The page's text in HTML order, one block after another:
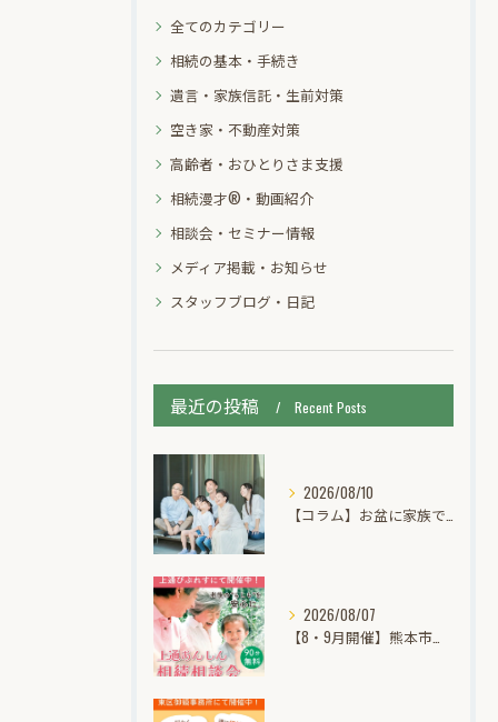
全てのカテゴリー
相続の基本・手続き
遺言・家族信託・生前対策
空き家・不動産対策
高齢者・おひとりさま支援
相続漫才®・動画紹介
相談会・セミナー情報
メディア掲載・お知らせ
スタッフブログ・日記
最近の投稿 Recent Posts
2026/08/10
【コラム】お盆に家族で話しておきたい相続のこと｜遺言・実家・お墓の話し合い方
2026/08/07
【8・9月開催】熊本市中央区上通｜あんしん相続個別無料相談会